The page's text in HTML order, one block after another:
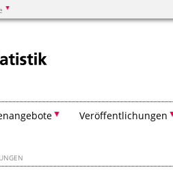
Suchen
Veröffentlichungen